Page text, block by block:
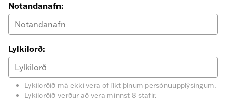
Notandanafn:
Lylkilorð:
Lykilorðið má ekki vera of líkt þínum persónuupplýsingum.
Lykilorðið verður að vera minnst 8 stafir.